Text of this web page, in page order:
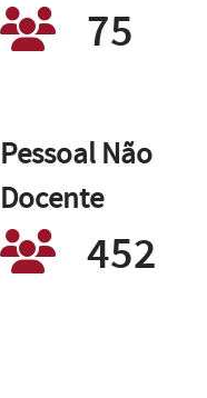
75
Pessoal Não
Docente
452